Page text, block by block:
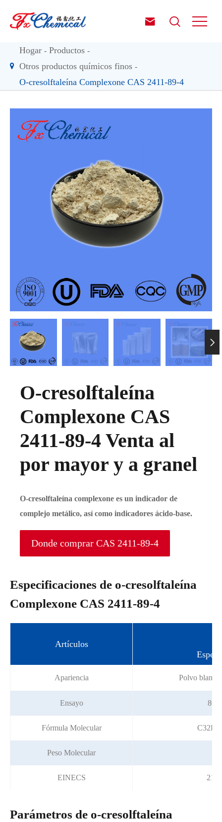
 
Hogar
Productos
Otros productos químicos finos
O-cresolftaleína Complexone CAS 2411-89-4

O-cresolftaleína
Complexone CAS
2411-89-4 Venta al
por mayor y a granel
O-cresolftaleína complexone es un indicador de
complejo metálico, así como indicadores ácido-base.
Donde comprar CAS 2411-89-4
Especificaciones de o-cresolftaleína
Complexone CAS 2411-89-4
Artículos
Apariencia Polvo blanco
Ensayo
Fórmula Molecular
Peso Molecular
EINECS
Parámetros de o-cresolftaleína